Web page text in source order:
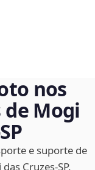
nos
Mogi
e suporte de
Cruzes‑SP.